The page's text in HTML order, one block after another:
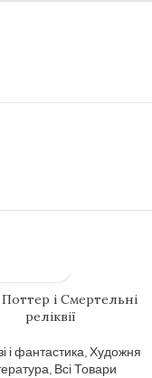
Поттер і Смертельні
реліквії
і фантастика,Художня
, Всі Товари